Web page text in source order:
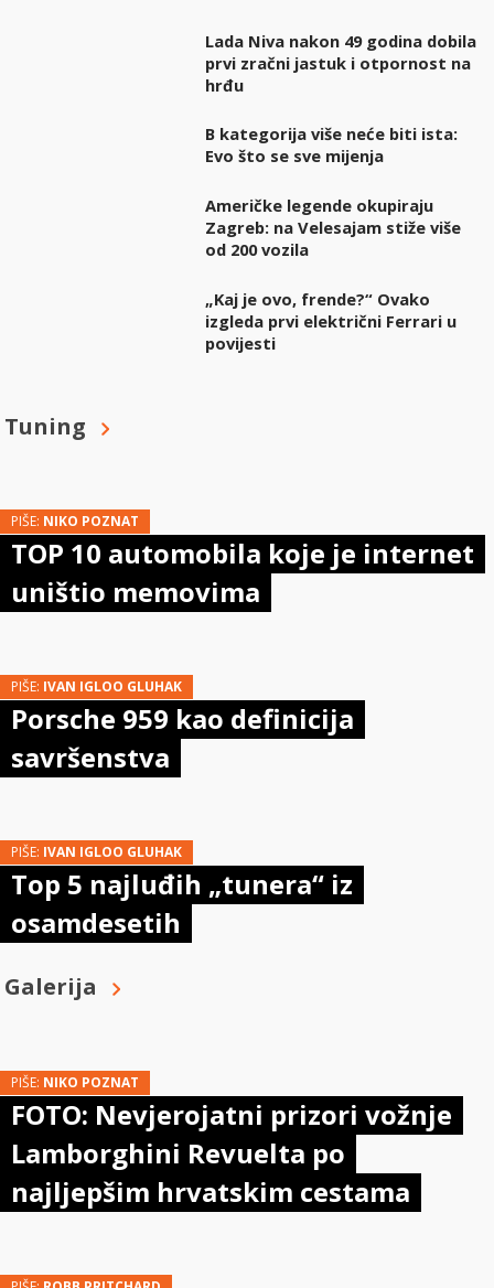
Lada Niva nakon 49 godina dobila
prvi zračni jastuk i otpornost na
hrđu
B kategorija više neće biti ista:
Evo što se sve mijenja
Američke legende okupiraju
Zagreb: na Velesajam stiže više
od 200 vozila
„Kaj je ovo, frende?“ Ovako
izgleda prvi električni Ferrari u
povijesti
Tuning
PIŠE: NIKO POZNAT
TOP 10 automobila koje je internet
uništio memovima
PIŠE: IVAN IGLOO GLUHAK
Porsche 959 kao definicija
savršenstva
PIŠE: IVAN IGLOO GLUHAK
Top 5 najluđih „tunera“ iz
osamdesetih
Galerija
PIŠE: NIKO POZNAT
FOTO: Nevjerojatni prizori vožnje
Lamborghini Revuelta po
najljepšim hrvatskim cestama